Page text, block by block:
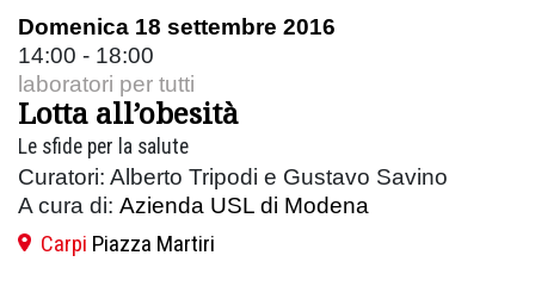
Domenica 18 settembre 2016
14:00 - 18:00
laboratori per tutti
Lotta all’obesità
Le sfide per la salute
Curatori: Alberto Tripodi e Gustavo Savino
A cura di: Azienda USL di Modena
Carpi Piazza Martiri